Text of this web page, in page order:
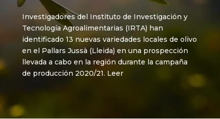
Investigadores del Instituto de Investigación y
Tecnología Agroalimentarias (IRTA) han
identificado 13 nuevas variedades locales de olivo
en el Pallars Jussà (Lleida) en una prospección
llevada a cabo en la región durante la campaña
de producción 2020/21. Leer